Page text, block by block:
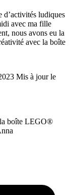
d’activités ludiques
avec ma fille
nous avons eu la
avec la boîte
Mis à jour le
la boîte LEGO®